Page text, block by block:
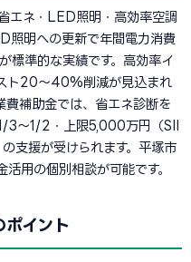
エネ・LED照明・高効率空調
照明への更新で年間電力消費
準的な実績です。高効率イ
ト20〜40%削減が見込まれ
費補助金では、省エネ診断を
3〜1/2・上限5,000万円（SII
支援が受けられます。平塚市
用の個別相談が可能です。
ポイント